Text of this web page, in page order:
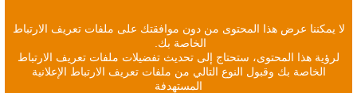
لا يمكننا عرض هذا المحتوى من دون موافقتك على ملفات تعريف الارتباط
الخاصة بك.
لرؤية هذا المحتوى، ستحتاج إلى تحديث تفضيلات ملفات تعريف الارتباط
الخاصة بك وقبول النوع التالي من ملفات تعريف الارتباط الإعلانية
المستهدفة